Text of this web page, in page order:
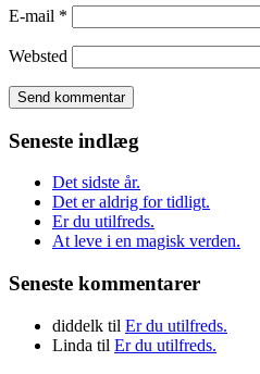
E-mail *
Websted
Seneste indlæg
Det sidste år.
Det er aldrig for tidligt.
Er du utilfreds.
At leve i en magisk verden.
Seneste kommentarer
diddelk til Er du utilfreds.
Linda til Er du utilfreds.